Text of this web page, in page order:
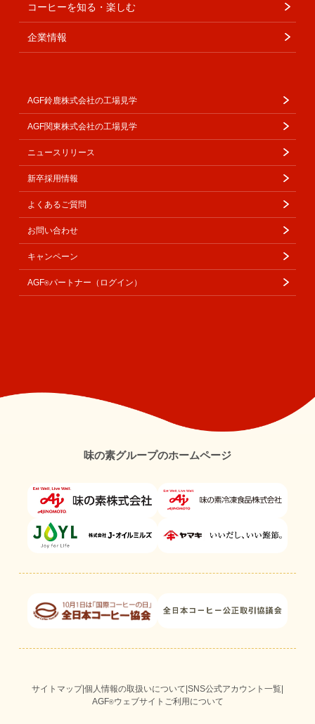
コーヒーを知る・楽しむ
企業情報
AGF鈴鹿株式会社の工場見学
AGF関東株式会社の工場見学
ニュースリリース
新卒採用情報
よくあるご質問
お問い合わせ
キャンペーン
AGF®パートナー（ログイン）
味の素グループのホームページ
サイトマップ|個人情報の取扱いについて|SNS公式アカウント一覧|
AGF®ウェブサイトご利用について